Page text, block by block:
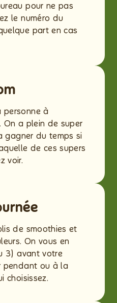
pour ne pas
le numéro du
part en cas
personne à
On a plein de super
gagner du temps si
de ces supers
voir.
de smoothies et
On vous en
3) avant votre
pendant ou à la
choisissez.